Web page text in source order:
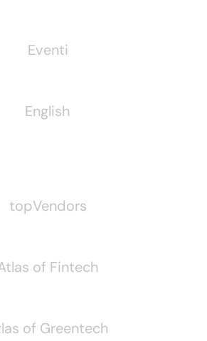
Eventi
English
topVendors
of Fintech
of Greentech